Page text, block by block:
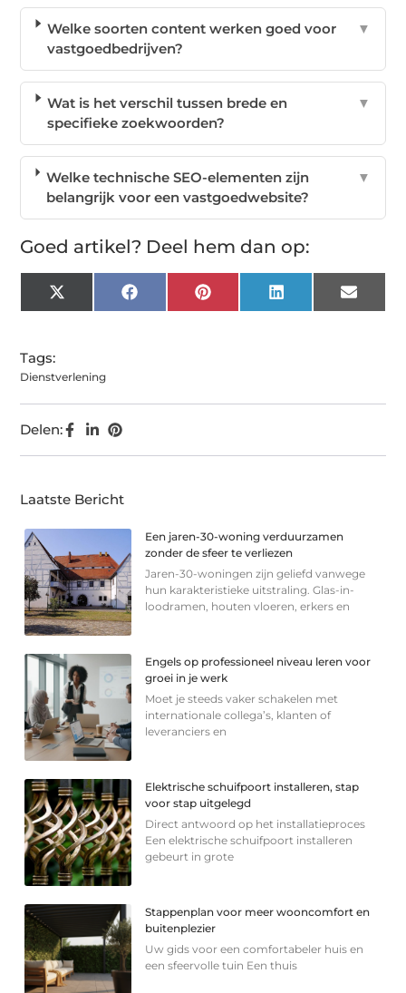
Welke soorten content werken goed voor
vastgoedbedrijven?
▼
Wat is het verschil tussen brede en
specifieke zoekwoorden?
▼
Welke technische SEO-elementen zijn
belangrijk voor een vastgoedwebsite?
▼
Goed artikel? Deel hem dan op:
X
(Twitter)
Facebook Pinterest LinkedIn Email
Tags:
Dienstverlening
Delen:
Laatste Bericht
Een jaren-30-woning verduurzamen
zonder de sfeer te verliezen
Jaren-30-woningen zijn geliefd vanwege
hun karakteristieke uitstraling. Glas-in-
loodramen, houten vloeren, erkers en
Engels op professioneel niveau leren voor
groei in je werk
Moet je steeds vaker schakelen met
internationale collega’s, klanten of
leveranciers en
Elektrische schuifpoort installeren, stap
voor stap uitgelegd
Direct antwoord op het installatieproces
Een elektrische schuifpoort installeren
gebeurt in grote
Stappenplan voor meer wooncomfort en
buitenplezier
Uw gids voor een comfortabeler huis en
een sfeervolle tuin Een thuis